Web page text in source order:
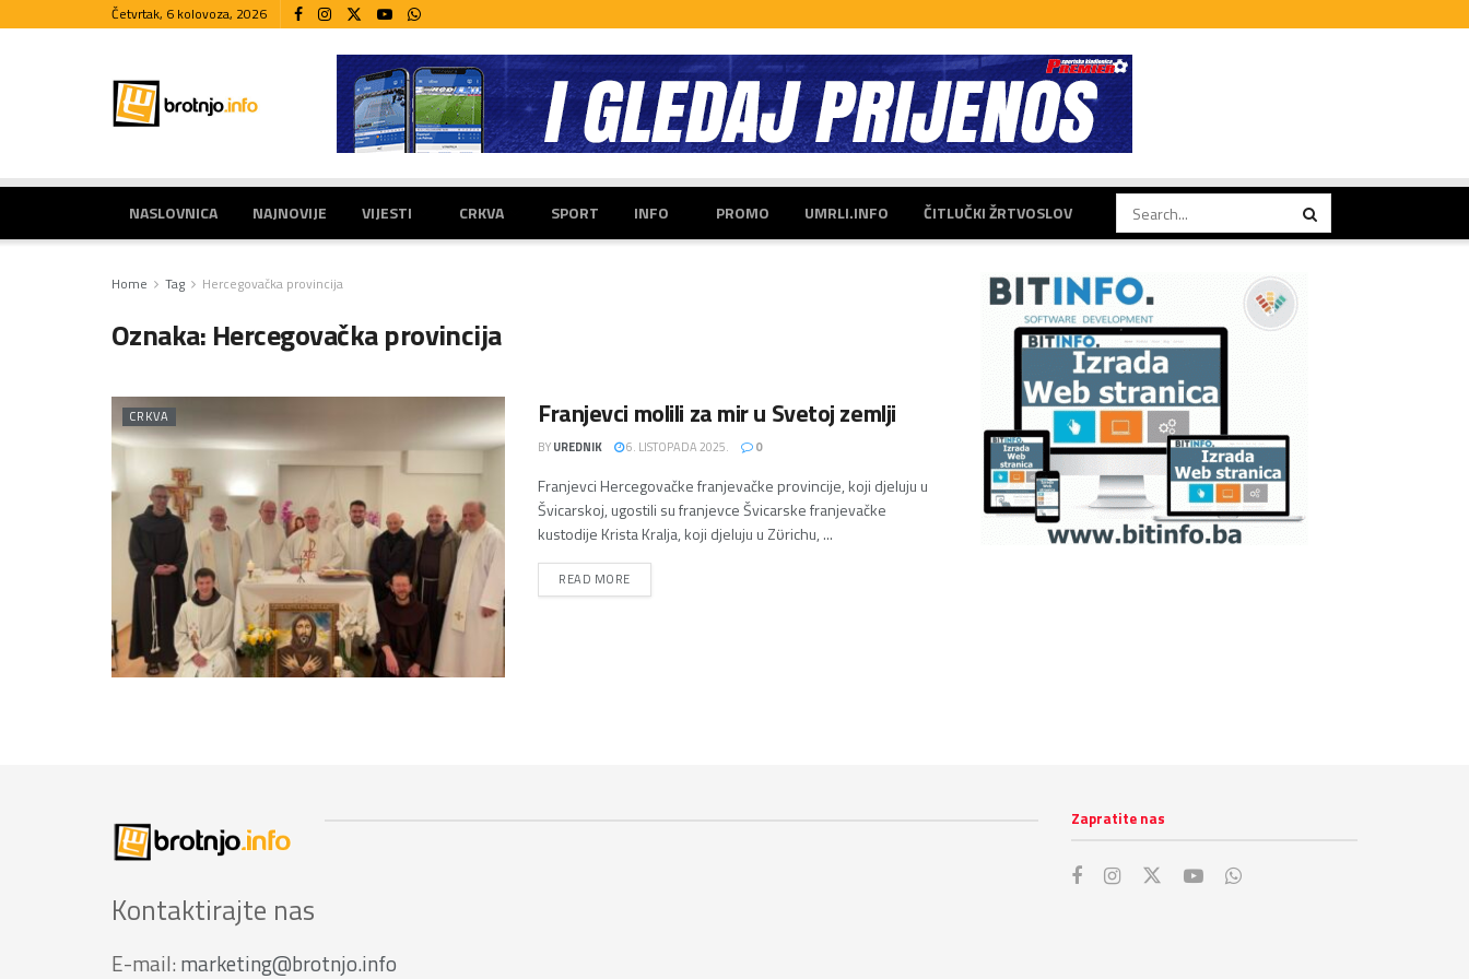
Četvrtak, 6 kolovoza, 2026
NASLOVNICA NAJNOVIJE VIJESTI CRKVA SPORT INFO PROMO UMRLI.INFO ČITLUČKI ŽRTVOSLOV
Home Tag Hercegovačka provincija
Oznaka: Hercegovačka provincija
CRKVA Franjevci molili za mir u Svetoj zemlji
BYUREDNIK 6. LISTOPADA 2025. 0
Franjevci Hercegovačke franjevačke provincije, koji djeluju u
Švicarskoj, ugostili su franjevce Švicarske franjevačke
kustodije Krista Kralja, koji djeluju u Zϋrichu, ...
READ MOREDETAILS
Kontaktirajte nas
E-mail: marketing@brotnjo.info
Zapratite nas